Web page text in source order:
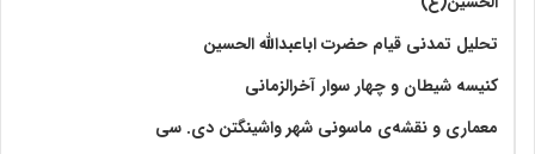
تحلیل تمدنی قیام حضرت اباعبدالله الحسین
کنیسه شیطان و چهار سوار آخرالزمانی
معماری و نقشه‌ی ماسونی شهر واشينگتن دی. سی